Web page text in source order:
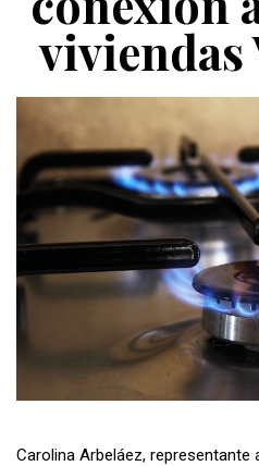
viviendas
Carolina Arbeláez, representante